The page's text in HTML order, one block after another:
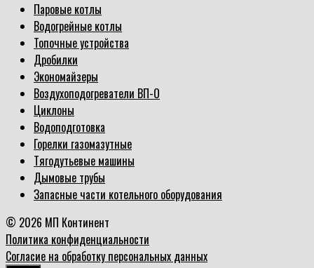
Паровые котлы
Водогрейные котлы
Топочные устройства
Дробилки
Экономайзеры
Воздухоподогреватели ВП-О
Циклоны
Водоподготовка
Горелки газомазутные
Тягодутьевые машины
Дымовые трубы
Запасные части котельного оборудования
© 2026 МП Континент
Политика конфиденциальности
Согласие на обработку персональных данных